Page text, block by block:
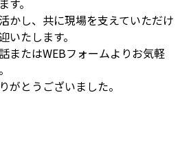
。
かし、共に現場を支えていただけ
いたします。
またはWEBフォームよりお気軽
がとうございました。